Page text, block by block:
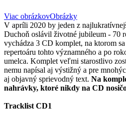
Viac obrázkovObrázky
V apríli 2020 by jeden z
Duchoň oslávil životné jubileum - 70
vychádza 3 CD komplet, na ktorom
repertoáru tohto významného a po
umelca. Komplet veľmi starostlivo
nemu napísal aj výstižný a pre
aj objavný sprievodný text. Na
nahrávky, ktoré nikdy na CD
Tracklist CD1